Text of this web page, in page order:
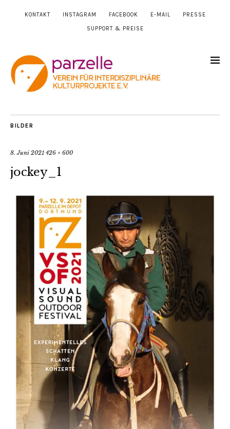
KONTAKT INSTAGRAM FACEBOOK E-MAIL PRESSE
SUPPORT & PREISE
BILDER
8. Juni 2021 426 × 600
jockey_1